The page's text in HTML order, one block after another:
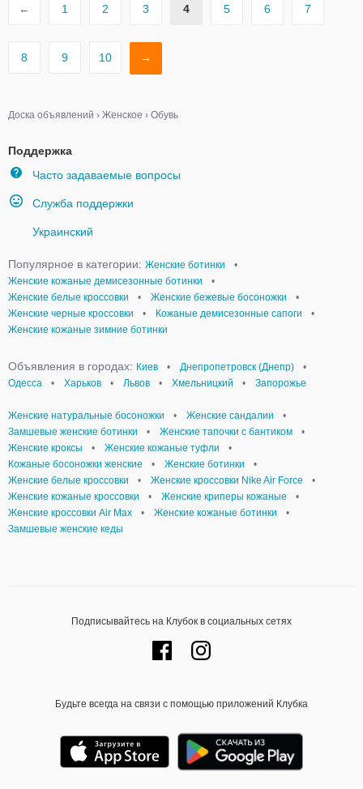
← 1 2 3 4 5 6 7
8 9 10 →
Доска объявлений › Женское › Обувь
Поддержка
Часто задаваемые вопросы
Служба поддержки
Украинский
Популярное в категории: Женские ботинки
•
Женские кожаные демисезонные ботинки
•
Женские белые кроссовки
• Женские бежевые босоножки
•
Женские черные кроссовки
• Кожаные демисезонные сапоги
•
Женские кожаные зимние ботинки
Объявления в городах: Киев • Днепропетровск (Днепр)
•
Одесса
• Харьков • Львов • Хмельницкий • Запорожье
Женские натуральные босоножки • Женские сандалии
•
Замшевые женские ботинки
• Женские тапочки с бантиком
•
Женские кроксы
• Женские кожаные туфли
•
Кожаные босоножки женские
• Женские ботинки
•
Женские белые кроссовки
• Женские кроссовки Nike Air Force
•
Женские кожаные кроссовки
• Женские криперы кожаные
•
Женские кроссовки Air Max
• Женские кожаные ботинки
•
Замшевые женские кеды
Подписывайтесь на Клубок в социальных сетях
Будьте всегда на связи с помощью приложений Клубка